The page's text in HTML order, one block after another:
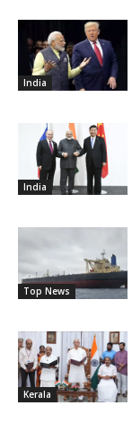
India
India
Top News
Kerala